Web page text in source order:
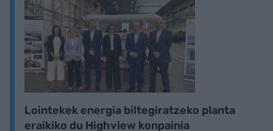
Lointekek energia biltegiratzeko planta
eraikiko du Highview konpainia